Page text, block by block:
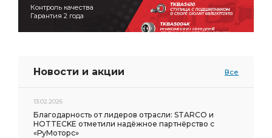
Контроль качества
Гарантия 2 года
Новости и акции Все
13.02.2026
Благодарность от лидеров отрасли: STARCO и
HOTTECKE отметили надёжное партнёрство с
«РуМоторс»